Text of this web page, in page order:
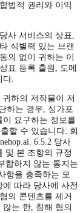
법적 권리와 이익
사 서비스의 상표,
식별력 있는 브랜
의 없이 귀하는 이
표 등록 출원, 도메
다.
하의 저작물이 저
하는 경우, 싱가포
이 요구하는 정보를
할 수 있습니다: 회
. 6.5.2 당사
및 본 조항의 규정
합하지 않는 통지는
항을 충족하는 모
따라 당사에 사전
의 콘텐츠를 제거
는 한, 침해 혐의